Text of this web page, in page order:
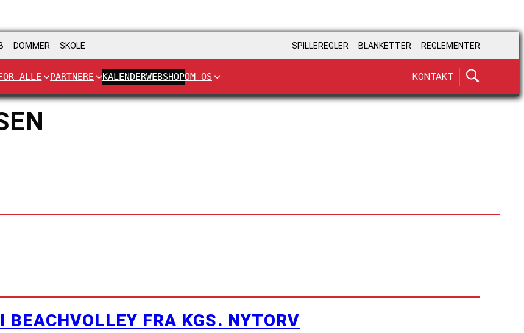
DOMMER SKOLE SPILLEREGLER BLANKETTER REGLEMENTER
ALLE PARTNERE KALENDERWEBSHOPOM OS KONTAKT
BEACHVOLLEY FRA KGS. NYTORV